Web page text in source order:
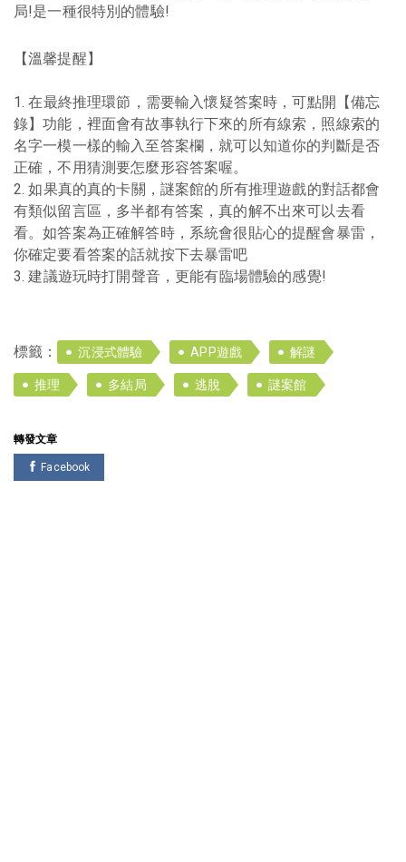
局!是一種很特別的體驗!
【溫馨提醒】
1. 在最終推理環節，需要輸入懷疑答案時，可點開【備忘
錄】功能，裡面會有故事執行下來的所有線索，照線索的
名字一模一樣的輸入至答案欄，就可以知道你的判斷是否
正確，不用猜測要怎麼形容答案喔。
2. 如果真的真的卡關，謎案館的所有推理遊戲的對話都會
有類似留言區，多半都有答案，真的解不出來可以去看
看。如答案為正確解答時，系統會很貼心的提醒會暴雷，
你確定要看答案的話就按下去暴雷吧
3. 建議遊玩時打開聲音，更能有臨場體驗的感覺!
標籤： 沉浸式體驗 APP遊戲 解謎
推理 多結局 逃脫 謎案館
轉發文章
Facebook